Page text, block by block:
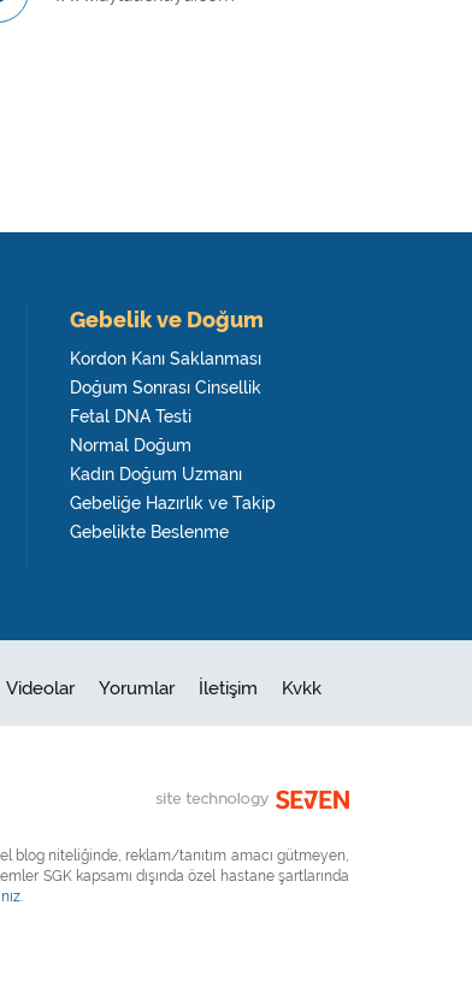
Gebelik ve Doğum
Kordon Kanı Saklanması
Doğum Sonrası Cinsellik
Fetal DNA Testi
Normal Doğum
Kadın Doğum Uzmanı
Gebeliğe Hazırlık ve Takip
Gebelikte Beslenme
Videolar Yorumlar İletişim Kvkk
blog niteliğinde, reklam/tanıtım amacı gütmeyen,
SGK kapsamı dışında özel hastane şartlarında